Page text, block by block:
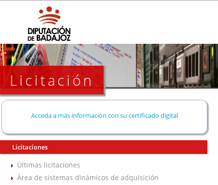
Licitación
Acceda a más información con su certificado digital
Licitaciones
Últimas licitaciones
Área de sistemas dinámicos de adquisición